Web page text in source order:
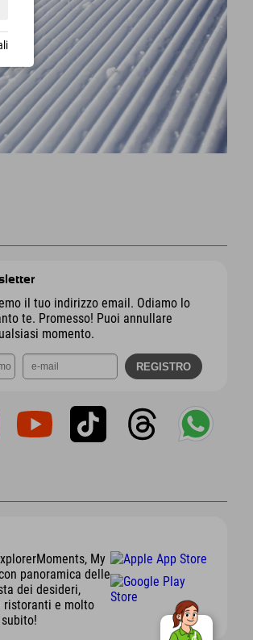
il tuo indirizzo email. Odiamo lo
te. Promesso! Puoi annullare
momento.
My
panoramica delle
dei desideri,
ristoranti e molto